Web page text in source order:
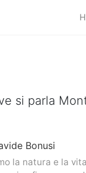
si parla
Bonusi
la natura e la